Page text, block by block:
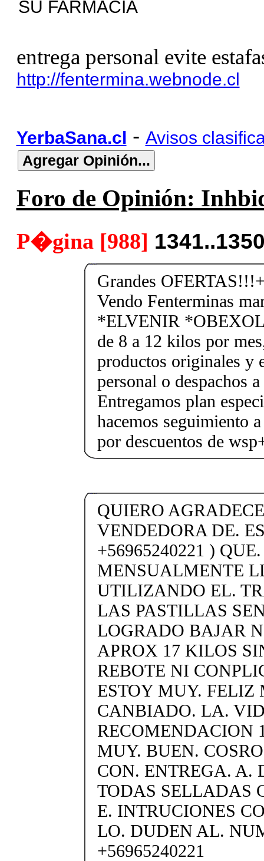
SU FARMACIA
entrega personal evite
http://fentermina.webnode.cl
YerbaSana.cl - Avisos
Foro de Opinión:
P�gina [988]
Grandes
Vendo Fenterminas
*ELVENIR
de 8 a 12 kilos por
productos originales y
personal o despachos
Entregamos plan
hacemos seguimiento
por descuentos de
QUIERO
VENDEDORA DE.
+56965240221 )
MENSUALMENTE
UTILIZANDO EL.
LAS PASTILLAS
LOGRADO BAJAR
APROX 17 KILOS
REBOTE NI
ESTOY MUY. FELIZ
CANBIADO. LA.
RECOMENDACION
MUY. BUEN.
CON. ENTREGA. A.
TODAS SELLADAS
E. INTRUCIONES
LO. DUDEN AL.
+56965240221